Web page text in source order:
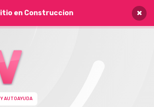
en Construccion ×
AUTOAYUDA